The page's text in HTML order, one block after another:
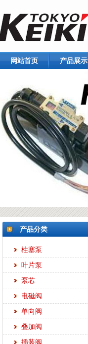
网站首页 产品展示
产品分类
柱塞泵
叶片泵
泵芯
电磁阀
单向阀
叠加阀
插装阀